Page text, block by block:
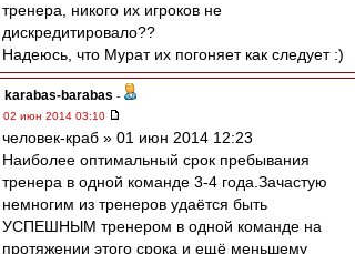
тренера, никого их игроков не
дискредитировало??
Надеюсь, что Мурат их погоняет как следует :)
karabas-barabas -
02 июн 2014 03:10
человек-краб » 01 июн 2014 12:23
Наиболее оптимальный срок пребывания
тренера в одной команде 3-4 года.Зачастую
немногим из тренеров удаётся быть
УСПЕШНЫМ тренером в одной команде на
протяжении этого срока и ещё меньшему